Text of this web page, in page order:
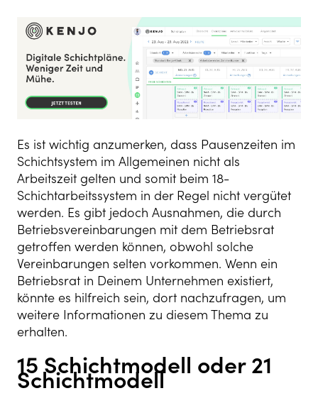
Es ist wichtig anzumerken, dass Pausenzeiten im
Schichtsystem im Allgemeinen nicht als
Arbeitszeit gelten und somit beim 18-
Schichtarbeitssystem in der Regel nicht vergütet
werden. Es gibt jedoch Ausnahmen, die durch
Betriebsvereinbarungen mit dem Betriebsrat
getroffen werden können, obwohl solche
Vereinbarungen selten vorkommen. Wenn ein
Betriebsrat in Deinem Unternehmen existiert,
könnte es hilfreich sein, dort nachzufragen, um
weitere Informationen zu diesem Thema zu
erhalten.
15 Schichtmodell oder 21
Schichtmodell